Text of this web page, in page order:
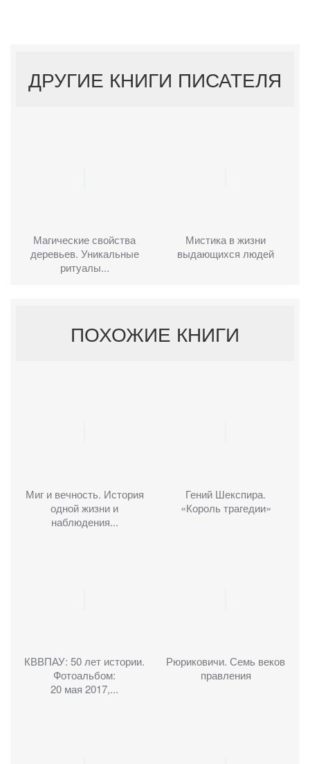
ДРУГИЕ КНИГИ ПИСАТЕЛЯ
Магические свойства
деревьев. Уникальные
ритуалы...
Мистика в жизни
выдающихся людей
ПОХОЖИЕ КНИГИ
Миг и вечность. История
одной жизни и
наблюдения...
Гений Шекспира.
«Король трагедии»
КВВПАУ: 50 лет истории.
Фотоальбом:
20 мая 2017,...
Рюриковичи. Семь веков
правления